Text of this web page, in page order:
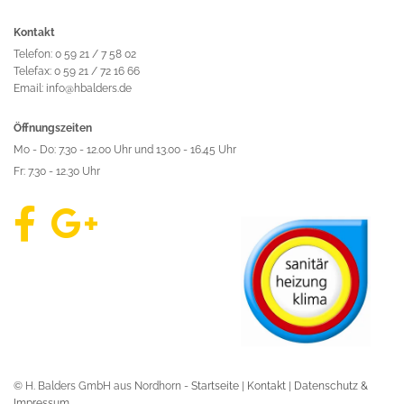
Kontakt
Telefon: 0 59 21 / 7 58 02
Telefax: 0 59 21 / 72 16 66
Email: info@hbalders.de
Öffnungszeiten
Mo - Do: 7.30 - 12.00 Uhr und 13.00 - 16.45 Uhr
Fr: 7.30 - 12.30 Uhr
© H. Balders GmbH aus Nordhorn - Startseite Kontakt
Datenschutz &